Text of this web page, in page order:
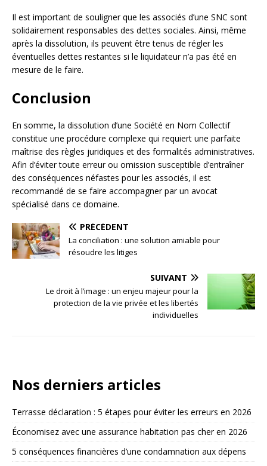
Il est important de souligner que les associés d’une SNC sont
solidairement responsables des dettes sociales. Ainsi, même
après la dissolution, ils peuvent être tenus de régler les
éventuelles dettes restantes si le liquidateur n’a pas été en
mesure de le faire.
Conclusion
En somme, la dissolution d’une Société en Nom Collectif
constitue une procédure complexe qui requiert une parfaite
maîtrise des règles juridiques et des formalités administratives.
Afin d’éviter toute erreur ou omission susceptible d’entraîner
des conséquences néfastes pour les associés, il est
recommandé de se faire accompagner par un avocat
spécialisé dans ce domaine.
PRÉCÉDENT
La conciliation : une solution amiable pour
résoudre les litiges
SUIVANT
Le droit à l’image : un enjeu majeur pour la
protection de la vie privée et les libertés
individuelles
Nos derniers articles
Terrasse déclaration : 5 étapes pour éviter les erreurs en 2026
Économisez avec une assurance habitation pas cher en 2026
5 conséquences financières d’une condamnation aux dépens